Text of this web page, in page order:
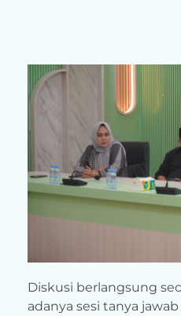
Diskusi berlangsung
adanya sesi tanya